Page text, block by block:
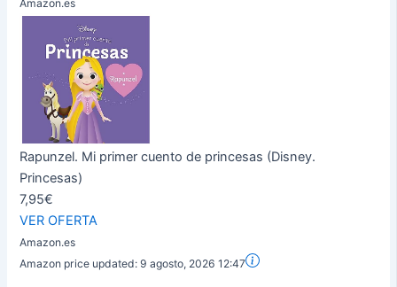
Amazon.es
Rapunzel. Mi primer cuento de princesas (Disney.
Princesas)
7,95€
VER OFERTA
Amazon.es
Amazon price updated:9 agosto, 2026 12:47